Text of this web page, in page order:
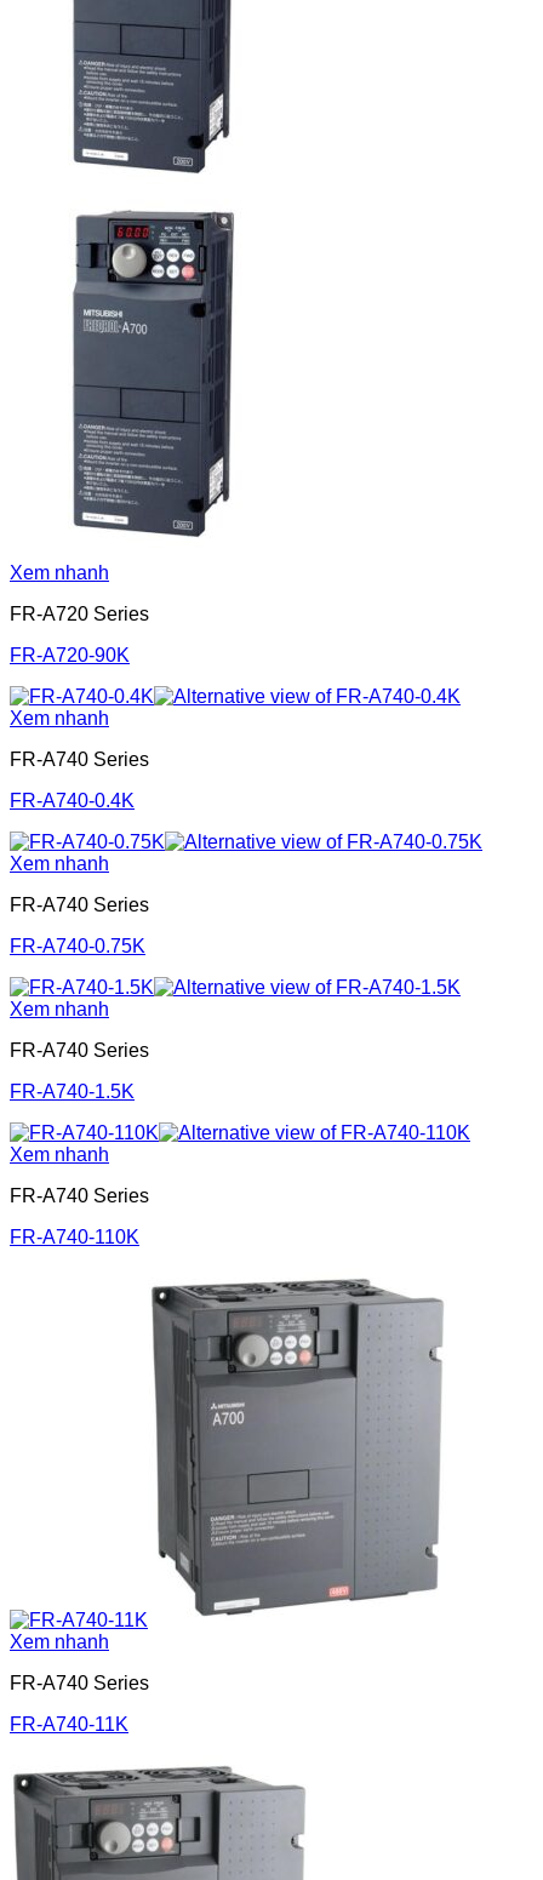
Xem nhanh
FR-A720 Series
FR-A720-90K
Xem nhanh
FR-A740 Series
FR-A740-0.4K
Xem nhanh
FR-A740 Series
FR-A740-0.75K
Xem nhanh
FR-A740 Series
FR-A740-1.5K
Xem nhanh
FR-A740 Series
FR-A740-110K
Xem nhanh
FR-A740 Series
FR-A740-11K